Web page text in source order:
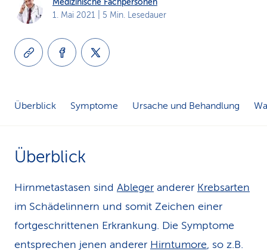
i
Medizinische Fachpersonen
1. Mai 2021 | 5 Min. Lesedauer
Überblick Symptome Ursache und Behandlung
Überblick
Hirnmetastasen sind Ableger anderer Krebsarten
im Schädelinnern und somit Zeichen einer
fortgeschrittenen Erkrankung. Die Symptome
entsprechen jenen anderer Hirntumore, so z.B.